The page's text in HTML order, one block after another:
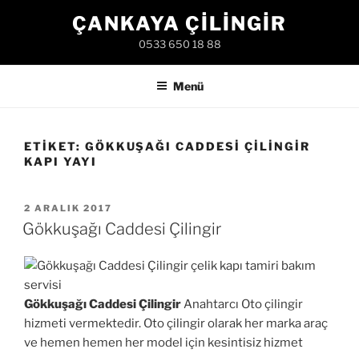
ÇANKAYA ÇILINGIR
0533 650 18 88
Menü
ETIKET: GÖKKUŞAĞI CADDESI ÇILINGIR
KAPI YAYI
YAYIM
TARIHI
2 ARALIK 2017
Gökkuşağı Caddesi Çilingir
Gökkuşağı Caddesi ÇilingirAnahtarcı Oto çilingir
hizmeti vermektedir. Oto çilingir olarak her marka araç
ve hemen hemen her model için kesintisiz hizmet